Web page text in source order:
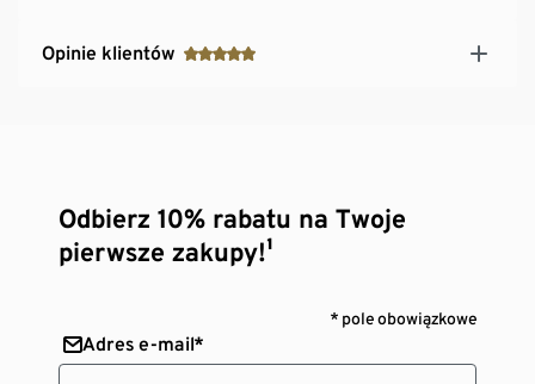
Opinie klientów
Odbierz 10% rabatu na Twoje
pierwsze zakupy!¹
* pole obowiązkowe
Adres e-mail*